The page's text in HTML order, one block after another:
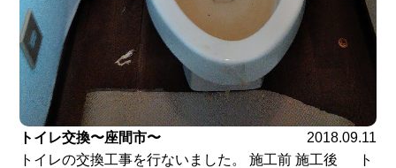
トイレ交換〜座間市〜
2018.09.11
トイレの交換工事を行ないました。 施工前 施工後 ト